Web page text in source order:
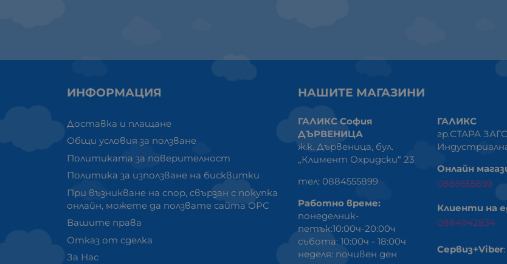
ИНФОРМАЦИЯ
Доставка и плащане
Общи условия за ползване
Политиката за поверителност
Политика за използване на бисквитки
При възникване на спор, свързан с покупка
онлайн, можете да ползвате сайта ОРС
Вашите права
Отказ от сделка
За Нас
НАШИТЕ МАГАЗИНИ
ГАЛИКС София
ДЪРВЕНИЦА
ж.к. Дървеница, бул.
„Климент Охридски“ 23
тел: 0884555899
Работно време:
понеделник-
петък:10:00ч-20:00ч
събота: 10:00ч - 18:00ч
неделя: почивен ден
ГАЛИКС
гр.СТАРА
Онлайн
0889555899
Клиенти на
0884942834
Сервиз+Viber: